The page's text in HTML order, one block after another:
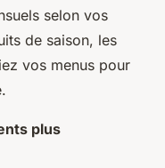
selon vos
de saison, les
vos menus pour
plus